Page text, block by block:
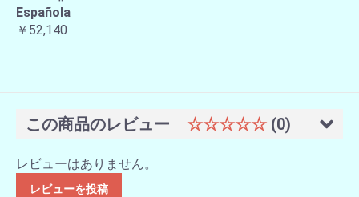
Española
￥52,140
この商品のレビュー ☆☆☆☆☆ (0)
レビューはありません。
レビューを投稿